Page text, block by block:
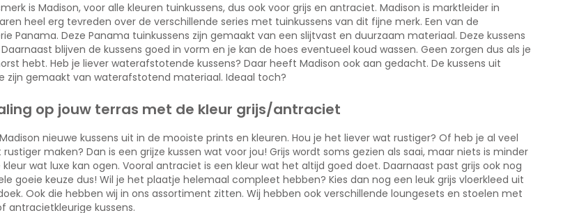
is Madison, voor alle kleuren tuinkussens, dus ook voor grijs en antraciet. Madison is marktleider in
heel erg tevreden over de verschillende series met tuinkussens van dit fijne merk. Een van de
Panama. Deze Panama tuinkussens zijn gemaakt van een slijtvast en duurzaam materiaal. Deze kussens
blijven de kussens goed in vorm en je kan de hoes eventueel koud wassen. Geen zorgen dus als je
hebt. Heb je liever waterafstotende kussens? Daar heeft Madison ook aan gedacht. De kussens uit
zijn gemaakt van waterafstotend materiaal. Ideaal toch?
op jouw terras met de kleur grijs/antraciet
nieuwe kussens uit in de mooiste prints en kleuren. Hou je het liever wat rustiger? Of heb je al veel
maken? Dan is een grijze kussen wat voor jou! Grijs wordt soms gezien als saai, maar niets is minder
kleur wat luxe kan ogen. Vooral antraciet is een kleur wat het altijd goed doet. Daarnaast past grijs ook nog
goeie keuze dus! Wil je het plaatje helemaal compleet hebben? Kies dan nog een leuk grijs vloerkleed uit
Ook die hebben wij in ons assortiment zitten. Wij hebben ook verschillende loungesets en stoelen met
antracietkleurige kussens.